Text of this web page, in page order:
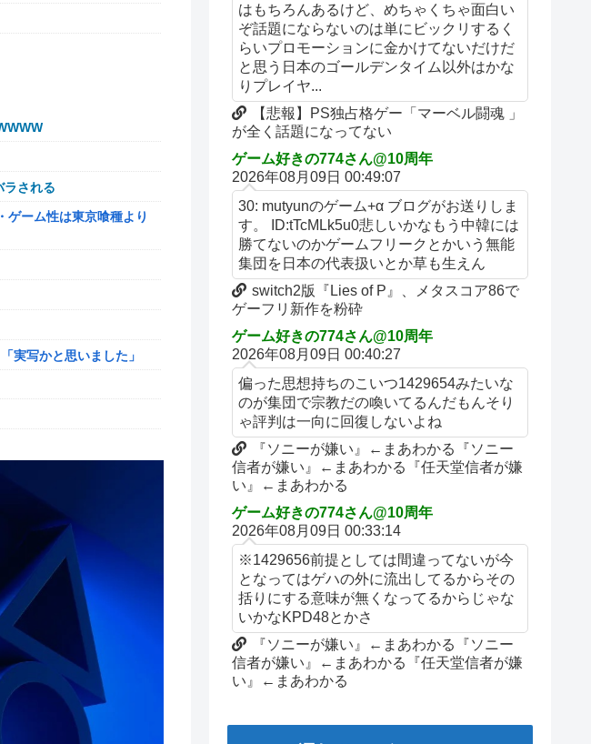
気象予測モデルがはじき
ィルもいるぞ！
ｗｗｗｗｗｗ
ラされる
ゲーム性は東京喰種より
実写かと思いました」
ャンスの河童が強い、
しまう
はもちろんあるけど、めちゃくちゃ面白い
ぞ話題にならないのは単にビックリするく
らいプロモーションに金かけてないだけだ
と思う日本のゴールデンタイム以外はかな
りプレイヤ...
【悲報】PS独占格ゲー「マーベル闘魂 」
が全く話題になってない
ゲーム好きの774さん@10周年
2026年08月09日 00:49:07
30: mutyunのゲーム+α ブログがお送りしま
す。 ID:tTcMLk5u0悲しいかなもう中韓には
勝てないのかゲームフリークとかいう無能
集団を日本の代表扱いとか草も生えん
switch2版『Lies of P』、メタスコア86で
ゲーフリ新作を粉砕
ゲーム好きの774さん@10周年
2026年08月09日 00:40:27
偏った思想持ちのこいつ1429654みたいな
のが集団で宗教だの喚いてるんだもんそり
ゃ評判は一向に回復しないよね
『ソニーが嫌い』←まあわかる『ソニー
信者が嫌い』←まあわかる『任天堂信者が嫌
い』←まあわかる
ゲーム好きの774さん@10周年
2026年08月09日 00:33:14
※1429656前提としては間違ってないが今
となってはゲハの外に流出してるからその
括りにする意味が無くなってるからじゃな
いかなKPD48とかさ
『ソニーが嫌い』←まあわかる『ソニー
信者が嫌い』←まあわかる『任天堂信者が嫌
い』←まあわかる